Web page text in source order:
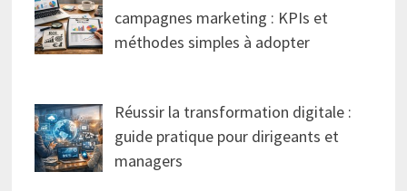
campagnes marketing : KPIs et
méthodes simples à adopter
Réussir la transformation digitale :
guide pratique pour dirigeants et
managers